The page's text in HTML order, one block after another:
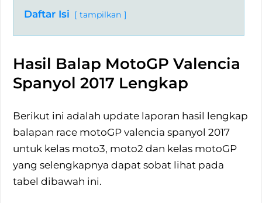
Daftar Isi tampilkan
Hasil Balap MotoGP Valencia
Spanyol 2017 Lengkap
Berikut ini adalah update laporan hasil lengkap
balapan race motoGP valencia spanyol 2017
untuk kelas moto3, moto2 dan kelas motoGP
yang selengkapnya dapat sobat lihat pada
tabel dibawah ini.